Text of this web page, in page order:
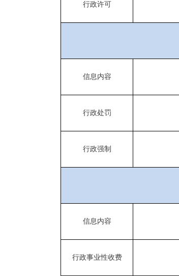
行政许可
信息内容
行政处罚
行政强制
信息内容
行政事业性收费